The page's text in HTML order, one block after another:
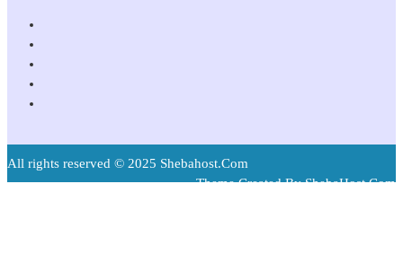
All rights reserved © 2025 Shebahost.Com
Theme Created By ShebaHost.Com